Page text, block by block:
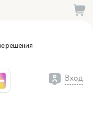
решения
Вход